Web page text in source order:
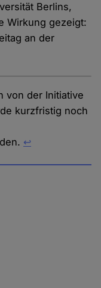
Berlins,
Wirkung gezeigt:
an der
von der Initiative
kurzfristig noch
↩︎